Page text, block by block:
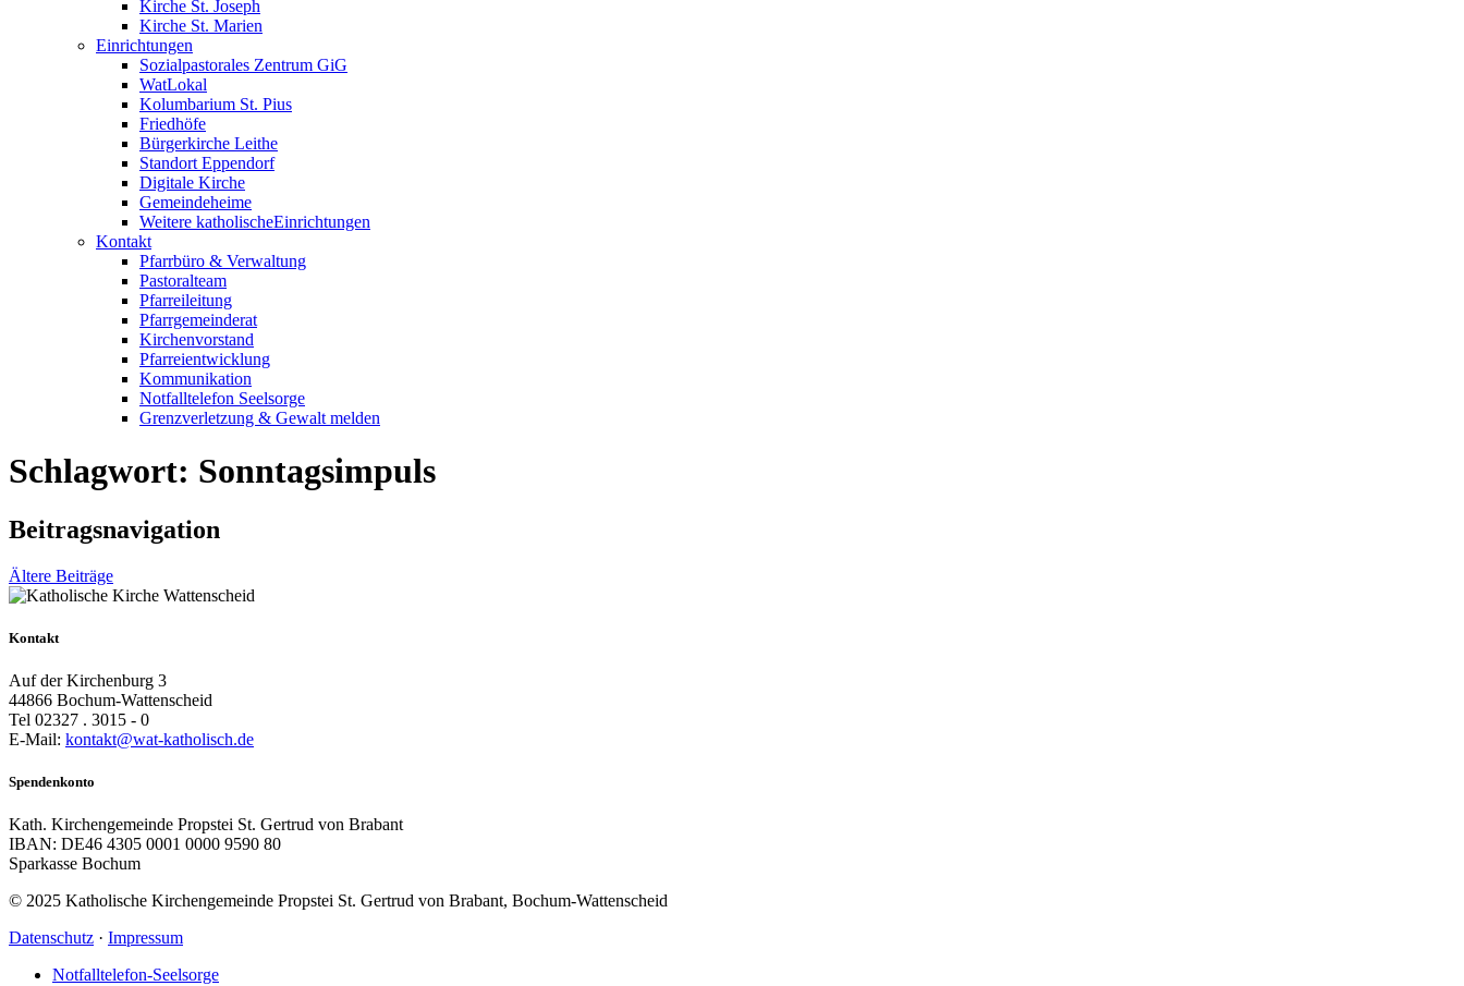
Kirche St. Joseph
Kirche St. Marien
Einrichtungen
Sozialpastorales Zentrum GiG
WatLokal
Kolumbarium St. Pius
Friedhöfe
Bürgerkirche Leithe
Standort Eppendorf
Digitale Kirche
Gemeindeheime
Weitere katholische­­Einrichtungen
Kontakt
Pfarrbüro & Verwaltung
Pastoralteam
Pfarreileitung
Pfarrgemeinderat
Kirchenvorstand
Pfarreientwicklung
Kommunikation
Notfalltelefon Seelsorge
Grenzverletzung & Gewalt melden
Schlagwort: Sonntagsimpuls
Beitragsnavigation
Ältere Beiträge
Kontakt
Auf der Kirchenburg 3
44866 Bochum-Wattenscheid
Tel 02327 . 3015 - 0
E-Mail: kontakt@wat-katholisch.de
Spendenkonto
Kath. Kirchengemeinde Propstei St. Gertrud von Brabant
IBAN: DE46 4305 0001 0000 9590 80
Sparkasse Bochum
© 2025 Katholische Kirchengemeinde Propstei St. Gertrud von Brabant, Bochum-Wattenscheid
Datenschutz · Impressum
Notfalltelefon-Seelsorge